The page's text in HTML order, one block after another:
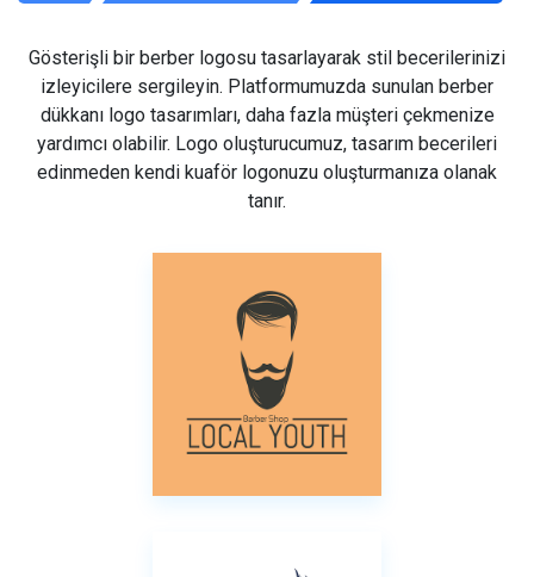
Gösterişli bir berber logosu tasarlayarak stil becerilerinizi
izleyicilere sergileyin. Platformumuzda sunulan berber
dükkanı logo tasarımları, daha fazla müşteri çekmenize
yardımcı olabilir. Logo oluşturucumuz, tasarım becerileri
edinmeden kendi kuaför logonuzu oluşturmanıza olanak
tanır.